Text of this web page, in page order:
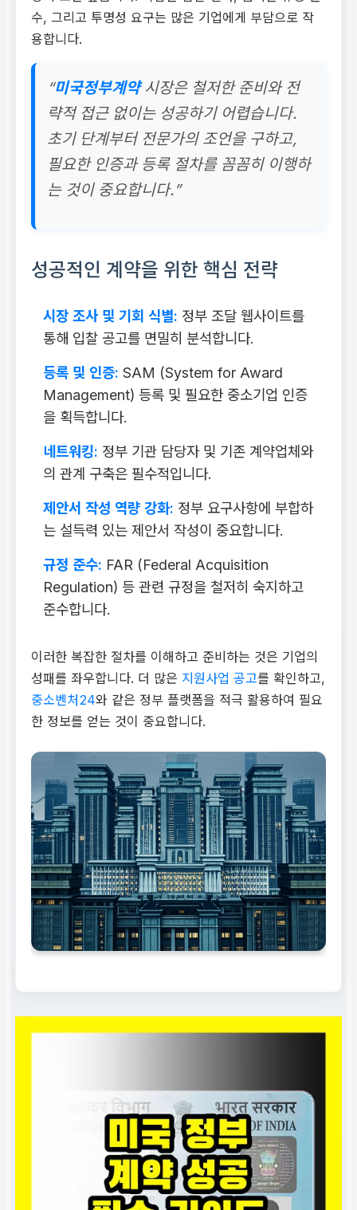
수, 그리고 투명성 요구는 많은 기업에게 부담으로 작
용합니다.
“미국정부계약시장은 철저한 준비와 전
략적 접근 없이는 성공하기 어렵습니다.
초기 단계부터 전문가의 조언을 구하고,
필요한 인증과 등록 절차를 꼼꼼히 이행하
는 것이 중요합니다.”
성공적인 계약을 위한 핵심 전략
시장 조사 및 기회 식별: 정부 조달 웹사이트를
통해 입찰 공고를 면밀히 분석합니다.
등록 및 인증: SAM (System for Award
Management) 등록 및 필요한 중소기업 인증
을 획득합니다.
네트워킹: 정부 기관 담당자 및 기존 계약업체와
의 관계 구축은 필수적입니다.
제안서 작성 역량 강화: 정부 요구사항에 부합하
는 설득력 있는 제안서 작성이 중요합니다.
규정 준수: FAR (Federal Acquisition
Regulation) 등 관련 규정을 철저히 숙지하고
준수합니다.
이러한 복잡한 절차를 이해하고 준비하는 것은 기업의
성패를 좌우합니다. 더 많은 지원사업 공고를 확인하고,
중소벤처24와 같은 정부 플랫폼을 적극 활용하여 필요
한 정보를 얻는 것이 중요합니다.